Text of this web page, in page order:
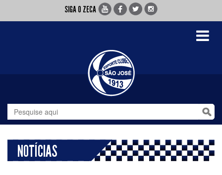
SIGA O ZECA
Toggle
NOTÍCIAS